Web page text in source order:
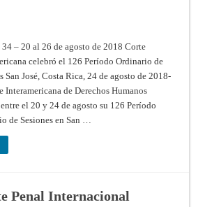
34 – 20 al 26 de agosto de 2018 Corte
celebró el 126 Período Ordinario de
San José, Costa Rica, 24 de agosto de 2018-
Interamericana de Derechos Humanos
el 20 y 24 de agosto su 126 Período
de Sesiones en San …
Penal Internacional